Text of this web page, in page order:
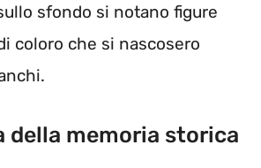
sfondo si notano figure
coloro che si nascosero
della memoria storica